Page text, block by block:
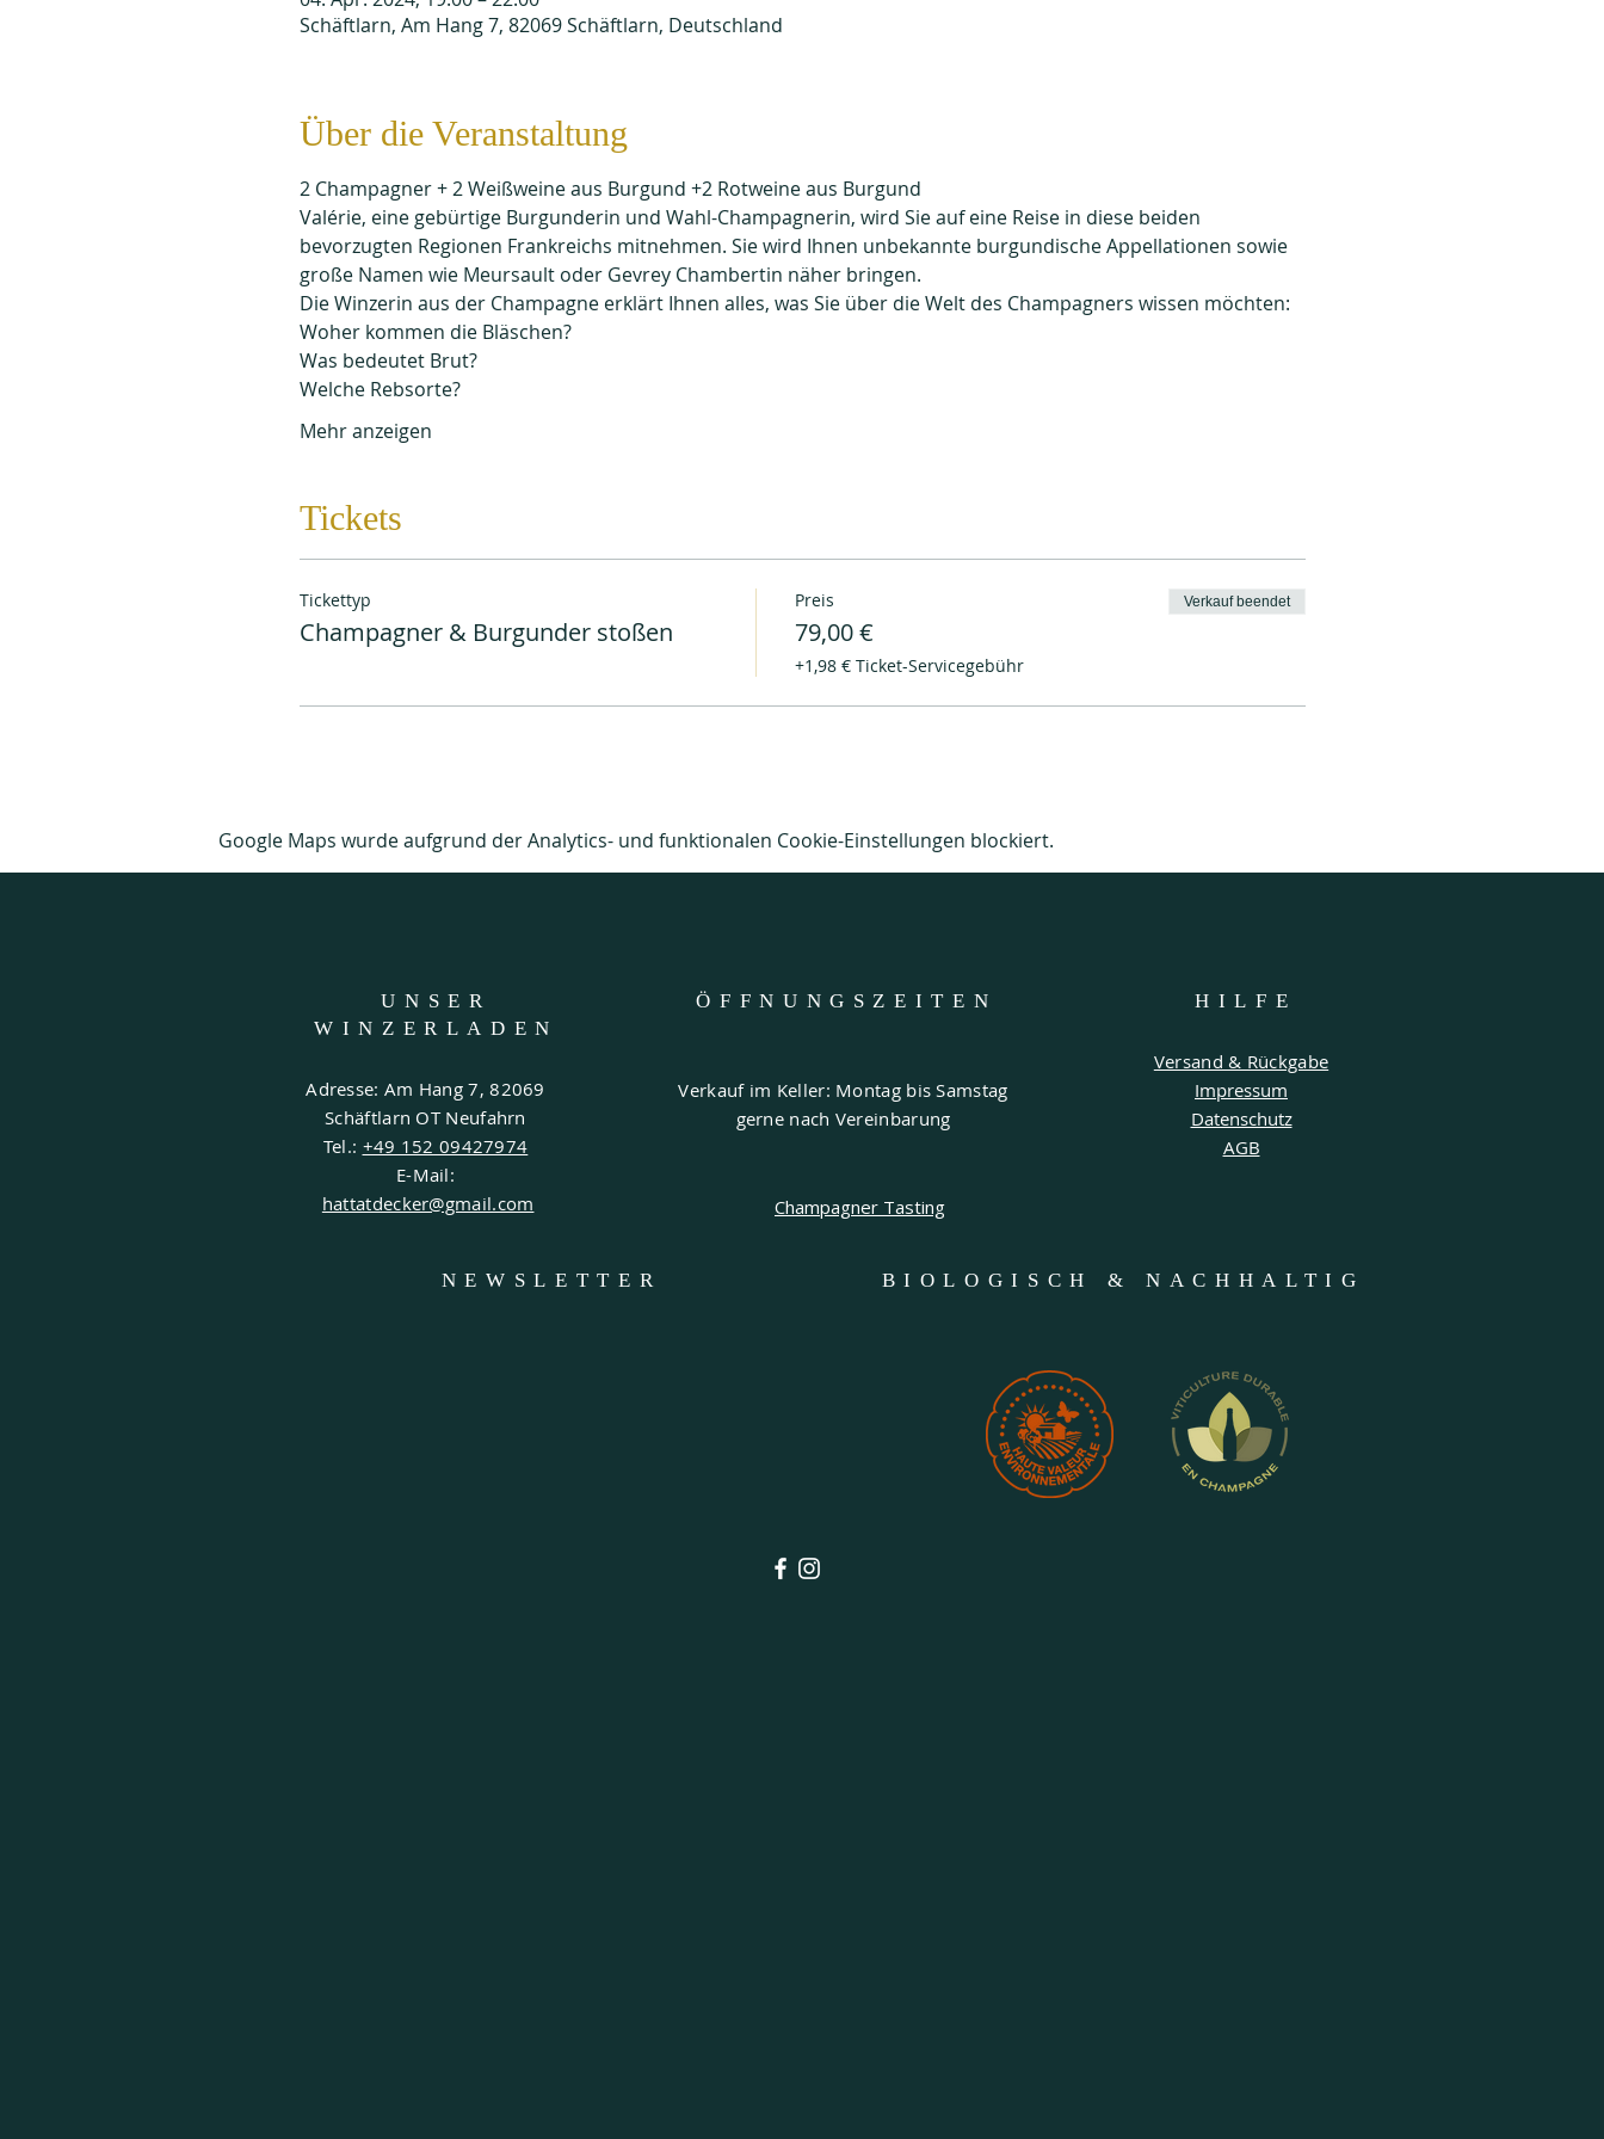
Schäftlarn, Am Hang 7, 82069 Schäftlarn, Deutschland
Über die Veranstaltung
2 Champagner + 2 Weißweine aus Burgund +2 Rotweine aus Burgund
Valérie, eine gebürtige Burgunderin und Wahl-Champagnerin, wird Sie auf eine Reise in diese beiden
bevorzugten Regionen Frankreichs mitnehmen. Sie wird Ihnen unbekannte burgundische Appellationen sowie
große Namen wie Meursault oder Gevrey Chambertin näher bringen.
Die Winzerin aus der Champagne erklärt Ihnen alles, was Sie über die Welt des Champagners wissen möchten:
Woher kommen die Bläschen?
Was bedeutet Brut?
Welche Rebsorte?
Mehr anzeigen
Tickets
Tickettyp
Champagner & Burgunder stoßen
Preis
79,00 €
+1,98 € Ticket-Servicegebühr
Verkauf beendet
Google Maps wurde aufgrund der Analytics- und funktionalen Cookie-Einstellungen blockiert.
UNSER
WINZERLADEN
Adresse: Am Hang 7, 82069
Schäftlarn OT Neufahrn
Tel.: +49 152 09427974
E-Mail:
hattatdecker@gmail.com
ÖFFNUNGSZEITE N
Verkauf im Keller: Montag bis Samstag
gerne nach Vereinbarung
Champagner Tasting
HILF E
Versand & Rückgabe
Impressum
Datenschutz
AGB
NEWSLETTER BIOLOGISCH & NACHHALTIG